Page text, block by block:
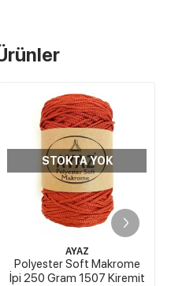
STOKTA YOK
AYAZ
Polyester Soft Makrome
İpi 250 Gram 1507 Kiremit